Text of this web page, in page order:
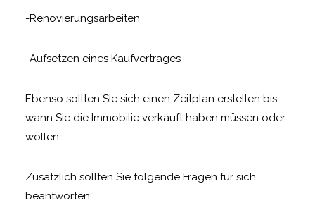
-Renovierungsarbeiten
-Aufsetzen eines Kaufvertrages
Ebenso sollten SIe sich einen Zeitplan erstellen bis
wann Sie die Immobilie verkauft haben müssen oder
wollen.
Zusätzlich sollten Sie folgende Fragen für sich
beantworten: